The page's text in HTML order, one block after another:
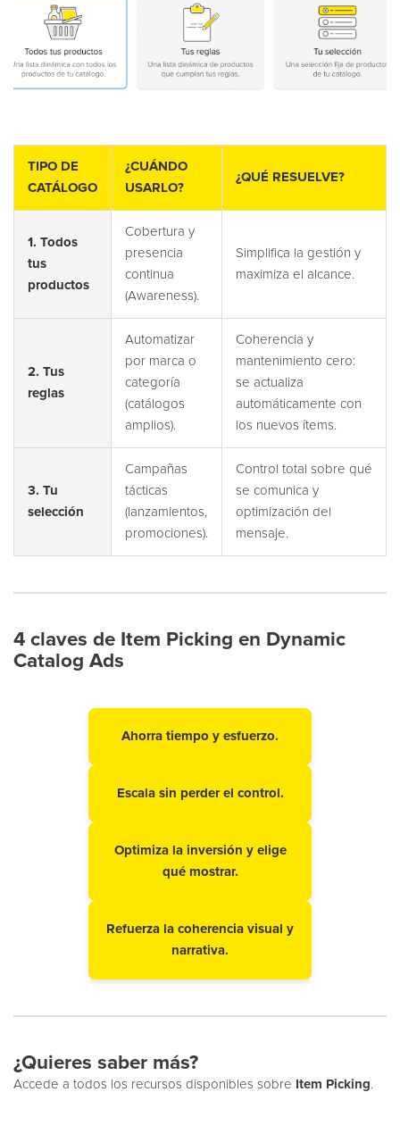
TIPO DE
CATÁLOGO
¿CUÁNDO
USARLO?
¿QUÉ RESUELVE?
1. Todos
tus
productos
Cobertura y
presencia
continua
(Awareness).
Simplifica la gestión y
maximiza el alcance.
2. Tus
reglas
Automatizar
por marca o
categoría
(catálogos
amplios).
Coherencia y
mantenimiento cero:
se actualiza
automáticamente con
los nuevos ítems.
3. Tu
selección
Campañas
tácticas
(lanzamientos,
promociones).
Control total sobre qué
se comunica y
optimización del
mensaje.
4 claves de Item Picking en Dynamic
Catalog Ads
Ahorra tiempo y esfuerzo.
Escala sin perder el control.
Optimiza la inversión y elige
qué mostrar.
Refuerza la coherencia visual y
narrativa.
¿Quieres saber más?
Accede a todos los recursos disponibles sobre Item Picking.